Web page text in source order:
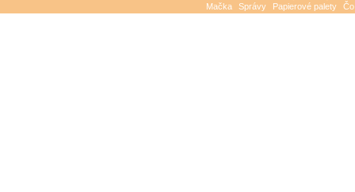
Mačka
Správy Papierové palety